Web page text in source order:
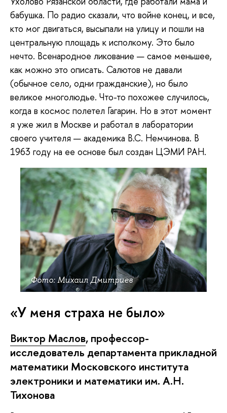
бабушка. По радио сказали, что войне конец, и все,
кто мог двигаться, высыпали на улицу и пошли на
центральную площадь к исполкому. Это было
нечто. Всенародное ликование — самое меньшее,
как можно это описать. Салютов не давали
(обычное село, одни гражданские), но было
великое многолюдье. Что-то похожее случилось,
когда в космос полетел Гагарин. Но в этот момент
я уже жил в Москве и работал в лаборатории
своего учителя — академика В.С. Немчинова. В
1963 году на ее основе был создан ЦЭМИ РАН.
Фото: Михаил Дмитриев
«У меня страха не было»
Виктор Маслов, профессор-
исследователь департамента прикладной
математики Московского института
электроники и математики им. А.Н.
Тихонова